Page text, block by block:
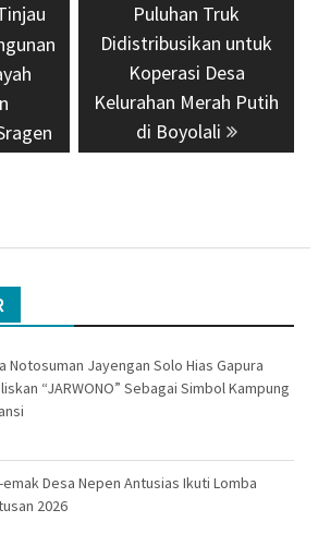
Next
post:
Puluhan Truk
Didistribusikan untuk
Koperasi Desa
Kelurahan Merah Putih
di Boyolali
Notosuman Jayengan Solo Hias Gapura
“JARWONO” Sebagai Simbol Kampung
emak Desa Nepen Antusias Ikuti Lomba
2026